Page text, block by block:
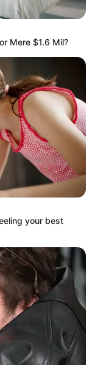
– A
lesz A
Mere $1.6 Mil?
your best